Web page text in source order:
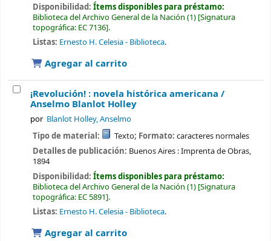
Disponibilidad: Ítems disponibles para préstamo:
Biblioteca del Archivo General de la Nación (1) Signatura
topográfica: EC 7136 .
Listas: Ernesto H. Celesia - Biblioteca.
Agregar al carrito
¡Revolución! : novela histórica americana /
Anselmo Blanlot Holley
por Blanlot Holley, Anselmo
Tipo de material: Texto; Formato:caracteres normales
Detalles de publicación: Buenos Aires :Imprenta de Obras,
1894
Disponibilidad: Ítems disponibles para préstamo:
Biblioteca del Archivo General de la Nación (1) Signatura
topográfica: EC 5891 .
Listas: Ernesto H. Celesia - Biblioteca.
Agregar al carrito